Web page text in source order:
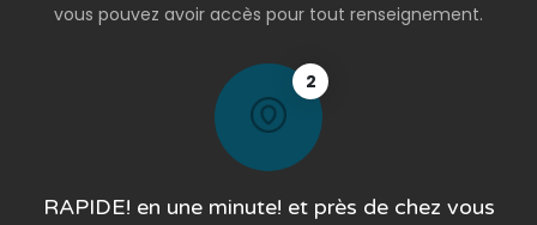
vous pouvez avoir accès pour tout renseignement.
2
RAPIDE! en une minute! et près de chez vous